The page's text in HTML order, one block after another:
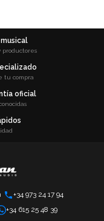
productores
tu compra
oficial
+34 973 24 17 94
+34 615 25 48 39